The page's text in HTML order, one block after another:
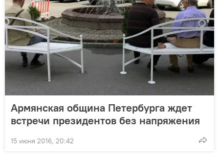
Армянская община Петербурга ждет
встречи президентов без напряжения
15 июня 2016, 20:42